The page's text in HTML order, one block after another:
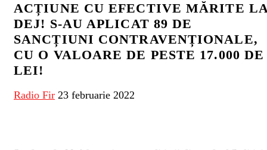
ACȚIUNE CU EFECTIVE MĂRITE
DEJ! S-AU APLICAT 89 DE
SANCȚIUNI CONTRAVENȚIONALE,
CU O VALOARE DE PESTE 17.000 DE
LEI!
Radio Fir 23 februarie 2022